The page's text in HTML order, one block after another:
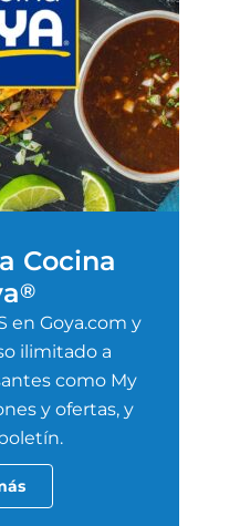
Cocina
®
en Goya.com y
ilimitado a
como My
y ofertas, y